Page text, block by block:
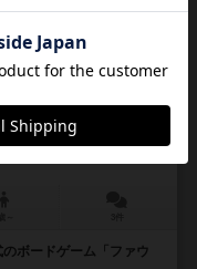
ボードゲーム「ファウ